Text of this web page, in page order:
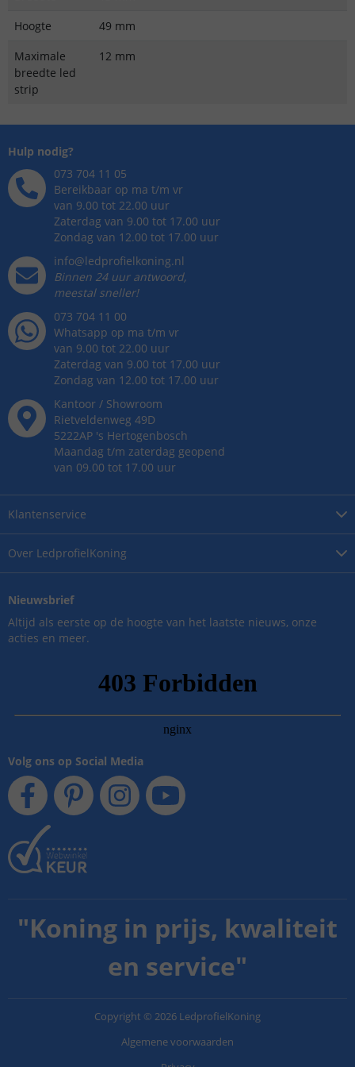
Hoogte
49 mm
Maximale
breedte led
strip
12 mm
Over LedprofielKoning
Klantenservice
Hulp nodig?
073 704 11 05
Bereikbaar op ma t/m vr
van 9.00 tot 22.00 uur
Zaterdag van 9.00 tot 17.00 uur
Zondag van 12.00 tot 17.00 uur
info@ledprofielkoning.nl
Binnen 24 uur antwoord,
meestal sneller!
073 704 11 00
Whatsapp op ma t/m vr
van 9.00 tot 22.00 uur
Zaterdag van 9.00 tot 17.00 uur
Zondag van 12.00 tot 17.00 uur
Kantoor / Showroom
Rietveldenweg 49D
5222AP 's Hertogenbosch
Maandag t/m zaterdag geopend
van 09.00 tot 17.00 uur
Nieuwsbrief
Altijd als eerste op de hoogte van het laatste nieuws, onze
acties en meer.
Volg ons op Social Media
"Koning in prijs, kwaliteit
en service"
Copyright © 2026 LedprofielKoning
Algemene voorwaarden